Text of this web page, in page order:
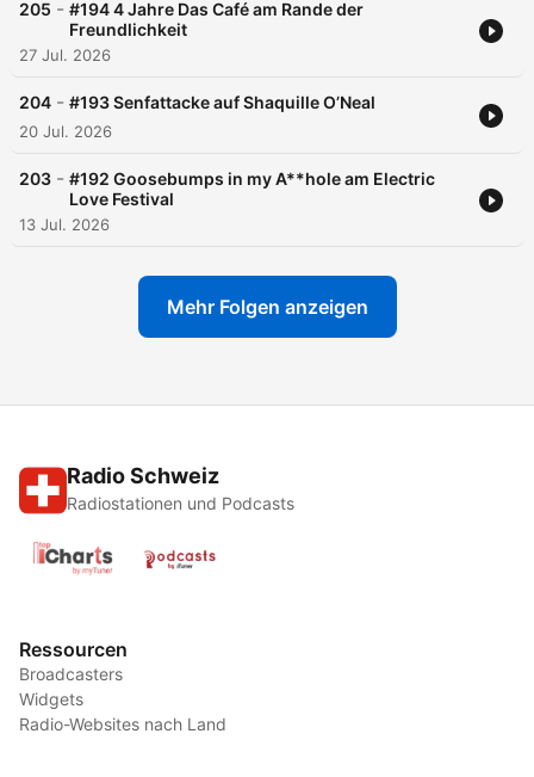
205 - #194 4 Jahre Das Café am Rande der
Freundlichkeit
27 Jul. 2026
204 - #193 Senfattacke auf Shaquille O’Neal
20 Jul. 2026
203 - #192 Goosebumps in my A**hole am Electric
Love Festival
13 Jul. 2026
Mehr Folgen anzeigen
Radio Schweiz
Radiostationen und Podcasts
Ressourcen
Broadcasters
Widgets
Radio-Websites nach Land